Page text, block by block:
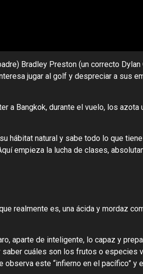
Bradley Preston (un correcto Dylan
jugar al golf y despreciar a sus
a Bangkok, durante el vuelo, los azota
hábitat natural y sabe todo lo que
empieza la lucha de clases,
realmente es, una ácida y mordaz
aparte de inteligente, lo capaz y
saber cuáles son los frutos o especies
este “infierno en el pacífico” y